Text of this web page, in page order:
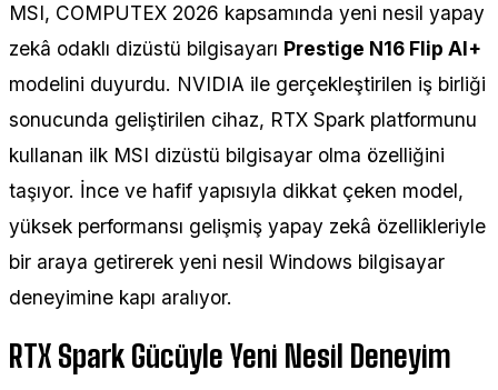
MSI, COMPUTEX 2026 kapsamında yeni nesil yapay
zekâ odaklı dizüstü bilgisayarı Prestige N16 Flip AI+
modelini duyurdu. NVIDIA ile gerçekleştirilen iş birliği
sonucunda geliştirilen cihaz, RTX Spark platformunu
kullanan ilk MSI dizüstü bilgisayar olma özelliğini
taşıyor. İnce ve hafif yapısıyla dikkat çeken model,
yüksek performansı gelişmiş yapay zekâ özellikleriyle
bir araya getirerek yeni nesil Windows bilgisayar
deneyimine kapı aralıyor.
RTX Spark Gücüyle Yeni Nesil Deneyim